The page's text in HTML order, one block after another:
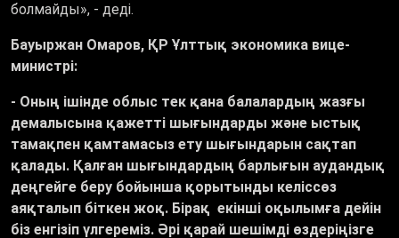
болмайды», - деді.
Бауыржан Омаров, ҚР Ұлттық экономика вице-
министрі:
- Оның ішінде облыс тек қана балалардың жазғы
демалысына қажетті шығындарды және ыстық
тамақпен қамтамасыз ету шығындарын сақтап
қалады. Қалған шығындардың барлығын аудандық
деңгейге беру бойынша қорытынды келіссөз
аяқталып біткен жоқ. Бірақ екінші оқылымға дейін
біз енгізіп үлгереміз. Әрі қарай шешімді өздеріңізге